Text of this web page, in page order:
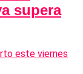
supera